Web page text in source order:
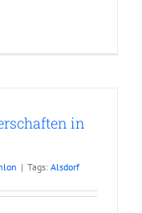
in
| Tags: Alsdorf